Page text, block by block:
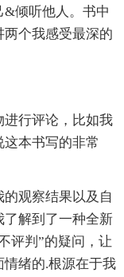
倾听他人。书中
个我感受最深的
行评论，比如我
本书写的非常
观察结果以及自
了解到了一种全新
评判”的疑问，让
绪的.根源在于我